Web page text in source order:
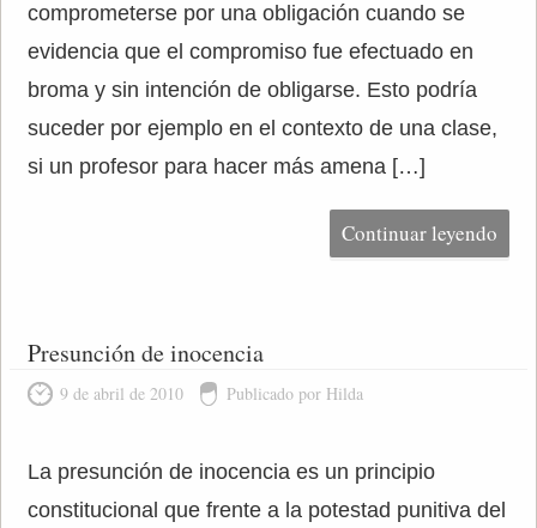
comprometerse por una obligación cuando se
evidencia que el compromiso fue efectuado en
broma y sin intención de obligarse. Esto podría
suceder por ejemplo en el contexto de una clase,
si un profesor para hacer más amena […]
Continuar leyendo
Presunción de inocencia
9 de abril de 2010 Publicado por Hilda
La presunción de inocencia es un principio
constitucional que frente a la potestad punitiva del